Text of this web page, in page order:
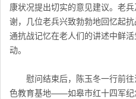
康状况提出切实的意见建议。老
谢，几位老兵兴致勃勃地回忆起
通抗战记忆在老人们的讲述中鲜
动。
慰问结束后，陈玉冬一行前
色教育基地——如皋市红十四军纪